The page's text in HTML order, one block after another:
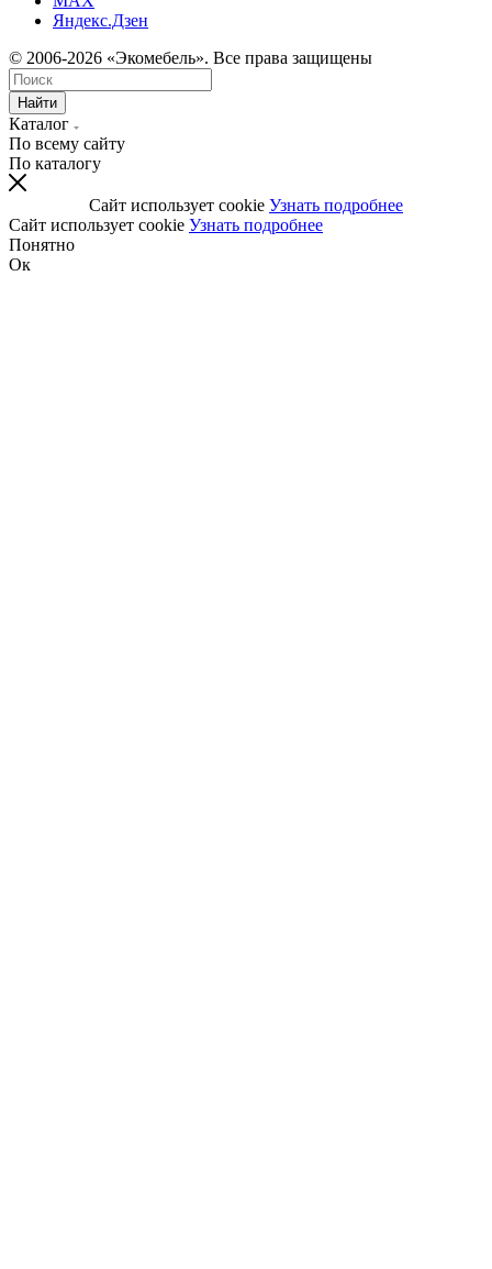
Яндекс.Дзен
© 2006-2026 «Экомебель». Все права защищены
Найти
Каталог
По всему сайту
По каталогу
Сайт использует cookie Узнать подробнее
Сайт использует cookie Узнать подробнее
Понятно
Ок